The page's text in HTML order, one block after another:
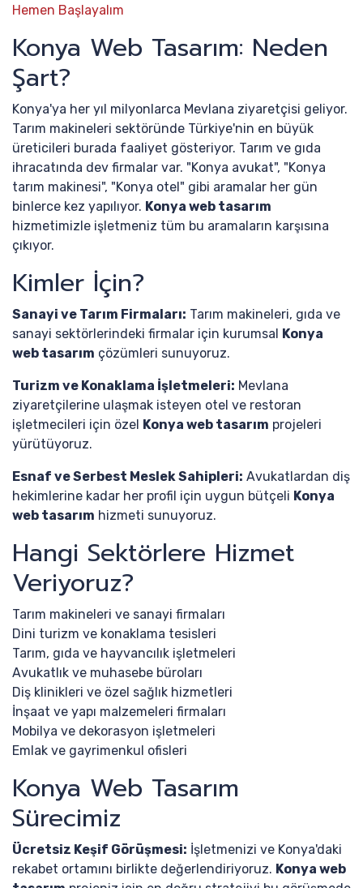
Hemen Başlayalım
Konya Web Tasarım: Neden
Şart?
Konya'ya her yıl milyonlarca Mevlana ziyaretçisi geliyor.
Tarım makineleri sektöründe Türkiye'nin en büyük
üreticileri burada faaliyet gösteriyor. Tarım ve gıda
ihracatında dev firmalar var. "Konya avukat", "Konya
tarım makinesi", "Konya otel" gibi aramalar her gün
binlerce kez yapılıyor. Konya web tasarım
hizmetimizle işletmeniz tüm bu aramaların karşısına
çıkıyor.
Kimler İçin?
Sanayi ve Tarım Firmaları: Tarım makineleri, gıda ve
sanayi sektörlerindeki firmalar için kurumsal Konya
web tasarım çözümleri sunuyoruz.
Turizm ve Konaklama İşletmeleri: Mevlana
ziyaretçilerine ulaşmak isteyen otel ve restoran
işletmecileri için özel Konya web tasarım projeleri
yürütüyoruz.
Esnaf ve Serbest Meslek Sahipleri: Avukatlardan diş
hekimlerine kadar her profil için uygun bütçeli Konya
web tasarım hizmeti sunuyoruz.
Hangi Sektörlere Hizmet
Veriyoruz?
Tarım makineleri ve sanayi firmaları
Dini turizm ve konaklama tesisleri
Tarım, gıda ve hayvancılık işletmeleri
Avukatlık ve muhasebe büroları
Diş klinikleri ve özel sağlık hizmetleri
İnşaat ve yapı malzemeleri firmaları
Mobilya ve dekorasyon işletmeleri
Emlak ve gayrimenkul ofisleri
Konya Web Tasarım
Sürecimiz
Ücretsiz Keşif Görüşmesi: İşletmenizi ve Konya'daki
rekabet ortamını birlikte değerlendiriyoruz. Konya web